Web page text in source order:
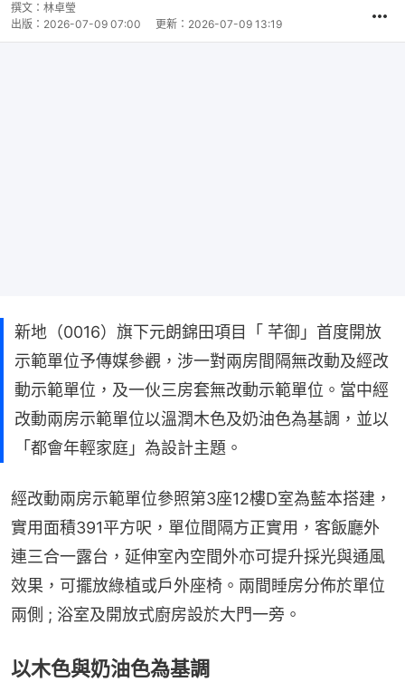
撰文： 林卓瑩
出版： 2026-07-09 07:00 更新： 2026-07-09 13:19
新地（0016）旗下元朗錦田項目「 芊御」首度開放
示範單位予傳媒參觀，涉一對兩房間隔無改動及經改
動示範單位，及一伙三房套無改動示範單位。當中經
改動兩房示範單位以溫潤木色及奶油色為基調，並以
「都會年輕家庭」為設計主題。
經改動兩房示範單位參照第3座12樓D室為藍本搭建，
實用面積391平方呎，單位間隔方正實用，客飯廳外
連三合一露台，延伸室內空間外亦可提升採光與通風
效果，可擺放綠植或戶外座椅。兩間睡房分佈於單位
兩側 ; 浴室及開放式廚房設於大門一旁。
以木色與奶油色為基調